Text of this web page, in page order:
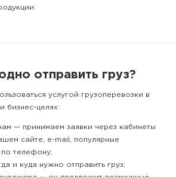
отправить груз?
услугой грузоперевозки в
бизнес-целях:
— принимаем заявки через кабинеты
сайте, e-mail, популярные
телефону;
и куда нужно отправить груз;